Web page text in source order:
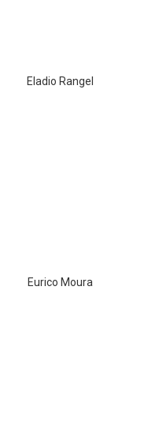
Eladio Rangel
Eurico Moura